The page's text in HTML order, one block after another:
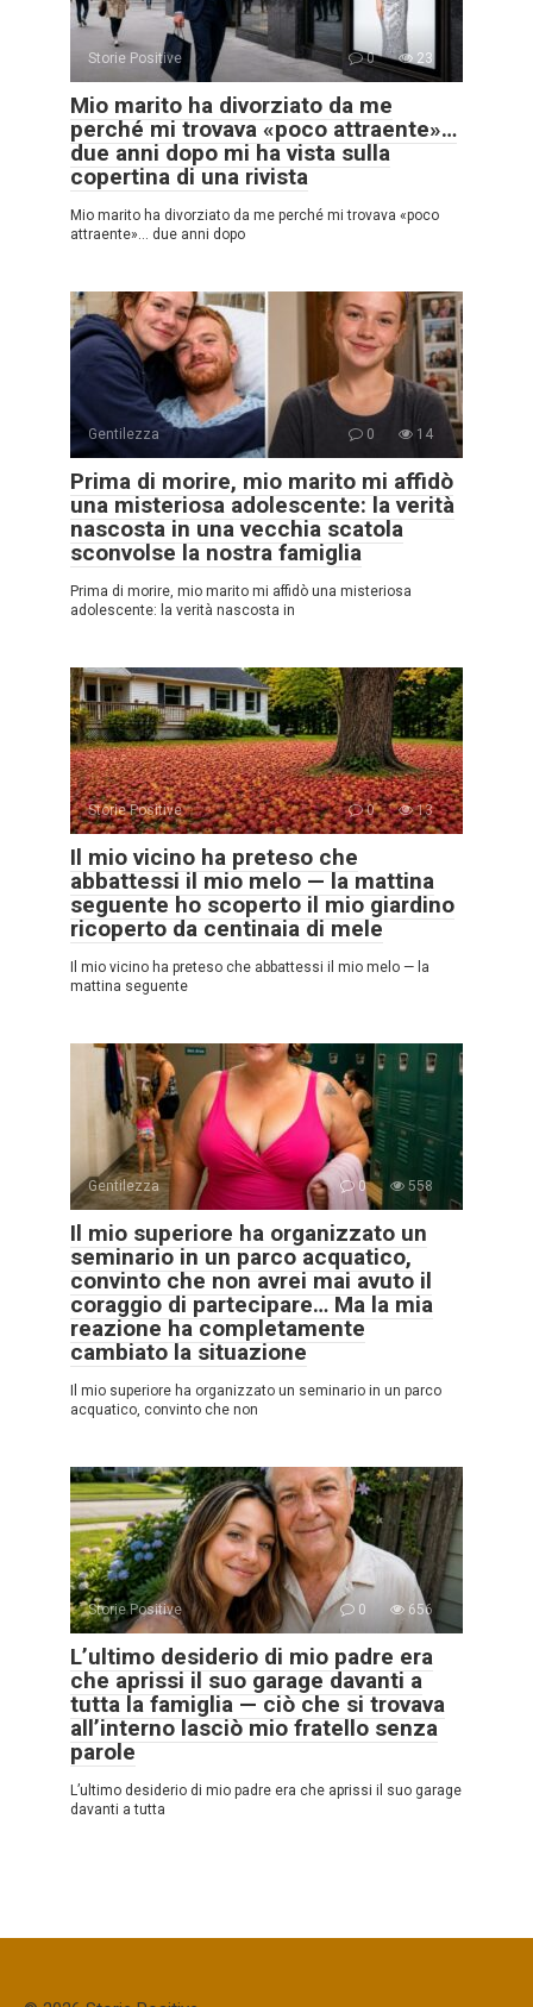
Storie Positive 0 23
Mio marito ha divorziato da me
perché mi trovava «poco attraente»…
due anni dopo mi ha vista sulla
copertina di una rivista
Mio marito ha divorziato da me perché mi trovava «poco
attraente»… due anni dopo
Gentilezza 0 14
Prima di morire, mio marito mi affidò
una misteriosa adolescente: la verità
nascosta in una vecchia scatola
sconvolse la nostra famiglia
Prima di morire, mio marito mi affidò una misteriosa
adolescente: la verità nascosta in
Storie Positive 0 13
Il mio vicino ha preteso che
abbattessi il mio melo — la mattina
seguente ho scoperto il mio giardino
ricoperto da centinaia di mele
Il mio vicino ha preteso che abbattessi il mio melo — la
mattina seguente
Gentilezza 0 558
Il mio superiore ha organizzato un
seminario in un parco acquatico,
convinto che non avrei mai avuto il
coraggio di partecipare… Ma la mia
reazione ha completamente
cambiato la situazione
Il mio superiore ha organizzato un seminario in un parco
acquatico, convinto che non
Storie Positive 0 656
L’ultimo desiderio di mio padre era
che aprissi il suo garage davanti a
tutta la famiglia — ciò che si trovava
all’interno lasciò mio fratello senza
parole
L’ultimo desiderio di mio padre era che aprissi il suo garage
davanti a tutta